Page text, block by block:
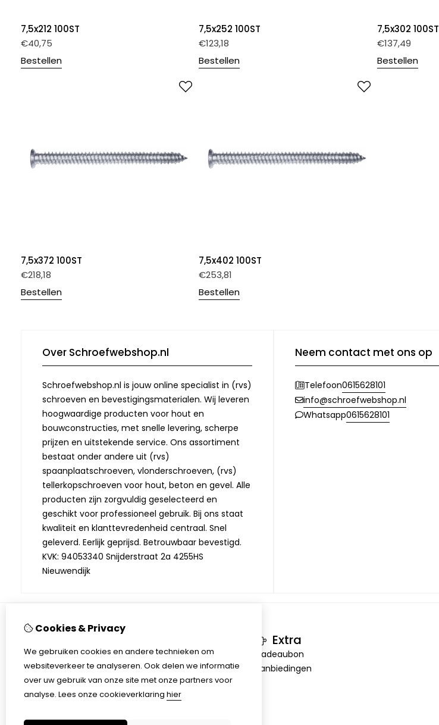
7,5x212 100ST
€40,75
Bestellen
7,5x252 100ST
€123,18
Bestellen
7,5x302 100ST
€137,49
Bestellen
7,5x372 100ST
€218,18
Bestellen
7,5x402 100ST
€253,81
Bestellen
Over Schroefwebshop.nl
Schroefwebshop.nl is jouw online specialist in (rvs)
schroeven en bevestigingsmaterialen. Wij leveren
hoogwaardige producten voor hout en
bouwconstructies, met snelle levering, scherpe
prijzen en uitstekende service. Ons assortiment
bestaat onder andere uit (rvs)
spaanplaatschroeven, vlonderschroeven, (rvs)
tellerkopschroeven voor hout, beton en gevel. Alle
producten zijn zorgvuldig geselecteerd en
geschikt voor professioneel gebruik. Bij ons staat
kwaliteit en klanttevredenheid centraal. Snel
geleverd. Eerlijk geprijsd. Betrouwbaar bevestigd.
KVK: 94053340 Snijderstraat 2a 4255HS
Nieuwendijk
Neem contact met ons op
Telefoon0615628101
info@schroefwebshop.nl
Whatsapp0615628101
Algemene voorwaarden
Herroepingsrecht
Over ons
Extra
Cadeaubon
Aanbiedingen
Cookies & Privacy
We gebruiken cookies en andere technieken om
websiteverkeer te analyseren. Ook delen we informatie
over uw gebruik van onze site met onze partners voor
analyse. Lees onze cookieverklaring hier